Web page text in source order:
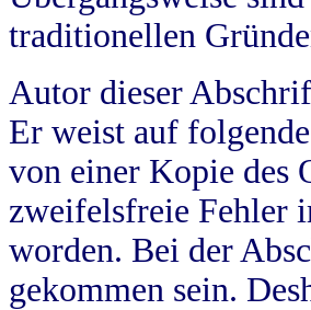
traditionellen
Autor dieser
Er weist auf
von einer Kopie des
zweifelsfreie Fehler
worden. Bei der
gekommen sein.